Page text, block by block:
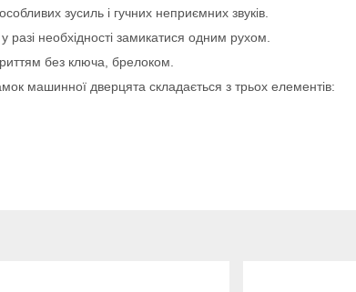
зусиль і гучних неприємних звуків.
разі необхідності замикатися одним рухом.
без ключа, брелоком.
машинної дверцята складається з трьох елементів: